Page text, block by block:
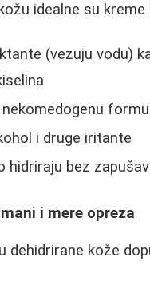
idealne su kreme
(vezuju vodu)
nekomedogenu
i druge iritante
hidriraju bez
i mere opreza
dehidrirane kože